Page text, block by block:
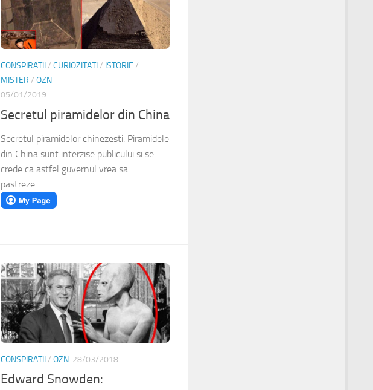
CONSPIRATII/ CURIOZITATI/ ISTORIE /
MISTER / OZN
05/01/2019
Secretul piramidelor din China
Secretul piramidelor chinezesti. Piramidele
din China sunt interzise publicului si se
crede ca astfel guvernul vrea sa
pastreze...
CONSPIRATII/ OZN 28/03/2018
Edward Snowden: